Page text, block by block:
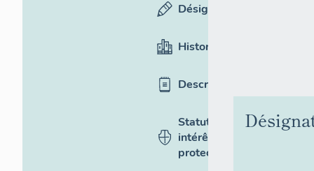
Désignation
Historique
Description
Statut,
intérêt et
protection